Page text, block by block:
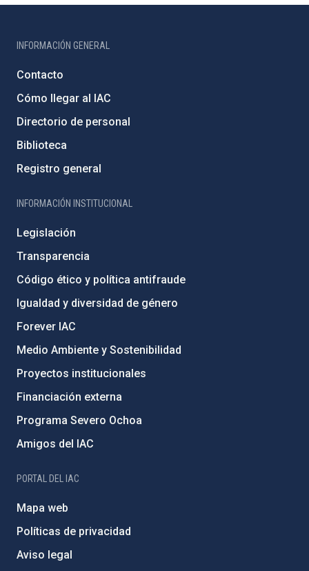
INFORMACIÓN GENERAL
Contacto
Cómo llegar al IAC
Directorio de personal
Biblioteca
Registro general
INFORMACIÓN INSTITUCIONAL
Legislación
Transparencia
Código ético y política antifraude
Igualdad y diversidad de género
Forever IAC
Medio Ambiente y Sostenibilidad
Proyectos institucionales
Financiación externa
Programa Severo Ochoa
Amigos del IAC
PORTAL DEL IAC
Mapa web
Políticas de privacidad
Aviso legal